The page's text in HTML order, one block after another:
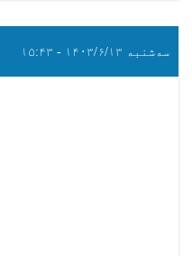
سه‌شنبه ۱۴۰۳/۶/۱۳ - ۱۵:۴۳